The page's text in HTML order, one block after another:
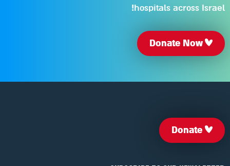
hospitals across Israel!
Donate Now